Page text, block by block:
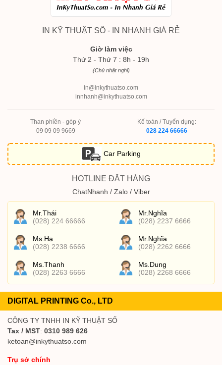
IN KỸ THUẬT SỐ - IN NHANH GIÁ RẺ
Giờ làm việc
Thứ 2 - Thứ 7 : 8h - 19h
(Chủ nhật nghỉ)
in@inkythuatso.com
innhanh@inkythuatso.com
Than phiền - góp ý
09 09 09 9669
Kế toán / Tuyển dụng:
028 224 66666
Car Parking
HOTLINE ĐẶT HÀNG
ChatNhanh / Zalo / Viber
Mr.Thái
(028) 224 66666
Mr.Nghĩa
(028) 2237 6666
Ms.Hạ
(028) 2238 6666
Mr.Nghĩa
(028) 2262 6666
Ms.Thanh
(028) 2263 6666
Ms.Dung
(028) 2268 6666
DIGITAL PRINTING Co., LTD
CÔNG TY TNHH IN KỸ THUẬT SỐ
Tax / MST: 0310 989 626
ketoan@inkythuatso.com
Trụ sở chính